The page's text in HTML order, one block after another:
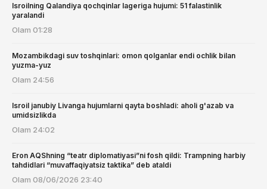
Isroilning Qalandiya qochqinlar lageriga hujumi: 51 falastinlik
yaralandi
Olam 01:28
Mozambikdagi suv toshqinlari: omon qolganlar endi ochlik bilan
yuzma-yuz
Olam 24:56
Isroil janubiy Livanga hujumlarni qayta boshladi: aholi g'azab va
umidsizlikda
Olam 24:02
Eron AQShning “teatr diplomatiyasi”ni fosh qildi: Trampning harbiy
tahdidlari “muvaffaqiyatsiz taktika” deb ataldi
Olam 08/06/2026 23:40